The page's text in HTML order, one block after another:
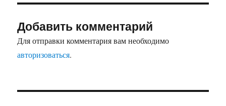
Добавить комментарий
Для отправки комментария вам необходимо
авторизоваться.